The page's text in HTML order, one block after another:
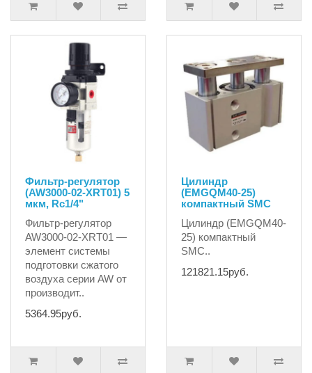
Фильтр-регулятор
(AW3000-02-XRT01) 5
мкм, Rc1/4"
Фильтр-регулятор
AW3000-02-XRT01 —
элемент системы
подготовки сжатого
воздуха серии AW от
производит..
5364.95руб.
Цилиндр
(EMGQM40-25)
компактный SMC
Цилиндр (EMGQM40-
25) компактный
SMC..
121821.15руб.